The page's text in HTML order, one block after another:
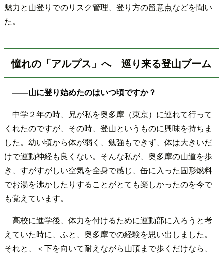
魅力と山登りでのリスク管理、登り方の留意点などを聞い
た。
憧れの「アルプス」へ 巡り来る登山ブーム
――山に登り始めたのはいつ頃ですか？
中学２年の時、兄が私を奥多摩（東京）に連れて行って
くれたのですが、その時、登山というものに興味を持ちま
した。幼い頃から体が弱く、勉強もできず、体は大きいだ
けで運動神経も良くない。そんな私が、奥多摩の山道を歩
き、すがすがしい空気を全身で感じ、缶に入った固形燃料
でお湯を沸かしたりすることがとても楽しかったのを今で
も覚えています。
高校に進学後、体力を付けるために運動部に入ろうと考
えていた時に、ふと、奥多摩での経験を思い出しました。
それと、＜下を向いて耐えながら山頂まで歩くだけなら、